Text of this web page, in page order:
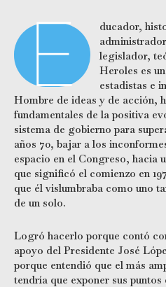
E
ducador,
legislador,
Heroles es
estadistas e
Hombre de ideas y de acción,
fundamentales de la positiva
sistema de gobierno para
años 70, bajar a los
espacio en el Congreso, hacia
que significó el comienzo en
que él vislumbraba como uno
de un solo.
Logró hacerlo porque contó
apoyo del Presidente José
porque entendió que el más
tendría que exponer sus